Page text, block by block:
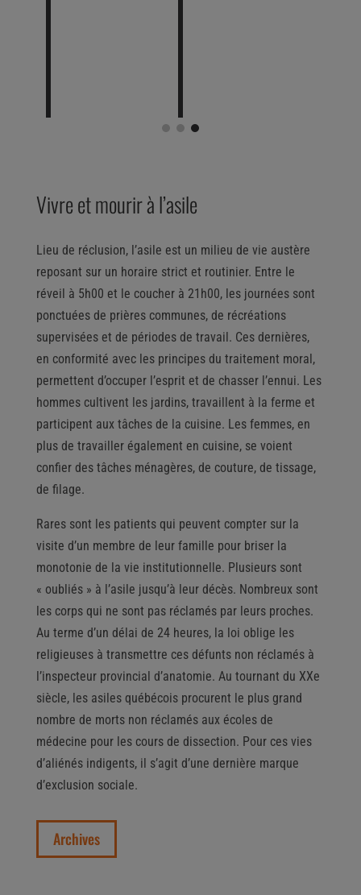
Vivre et mourir à l’asile
Lieu de réclusion, l’asile est un milieu de vie austère
reposant sur un horaire strict et routinier. Entre le
réveil à 5h00 et le coucher à 21h00, les journées sont
ponctuées de prières communes, de récréations
supervisées et de périodes de travail. Ces dernières,
en conformité avec les principes du traitement moral,
permettent d’occuper l’esprit et de chasser l’ennui. Les
hommes cultivent les jardins, travaillent à la ferme et
participent aux tâches de la cuisine. Les femmes, en
plus de travailler également en cuisine, se voient
confier des tâches ménagères, de couture, de tissage,
de filage.
Rares sont les patients qui peuvent compter sur la
visite d’un membre de leur famille pour briser la
monotonie de la vie institutionnelle. Plusieurs sont
« oubliés » à l’asile jusqu’à leur décès. Nombreux sont
les corps qui ne sont pas réclamés par leurs proches.
Au terme d’un délai de 24 heures, la loi oblige les
religieuses à transmettre ces défunts non réclamés à
l’inspecteur provincial d’anatomie. Au tournant du XXe
siècle, les asiles québécois procurent le plus grand
nombre de morts non réclamés aux écoles de
médecine pour les cours de dissection. Pour ces vies
d’aliénés indigents, il s’agit d’une dernière marque
d’exclusion sociale.
Archives